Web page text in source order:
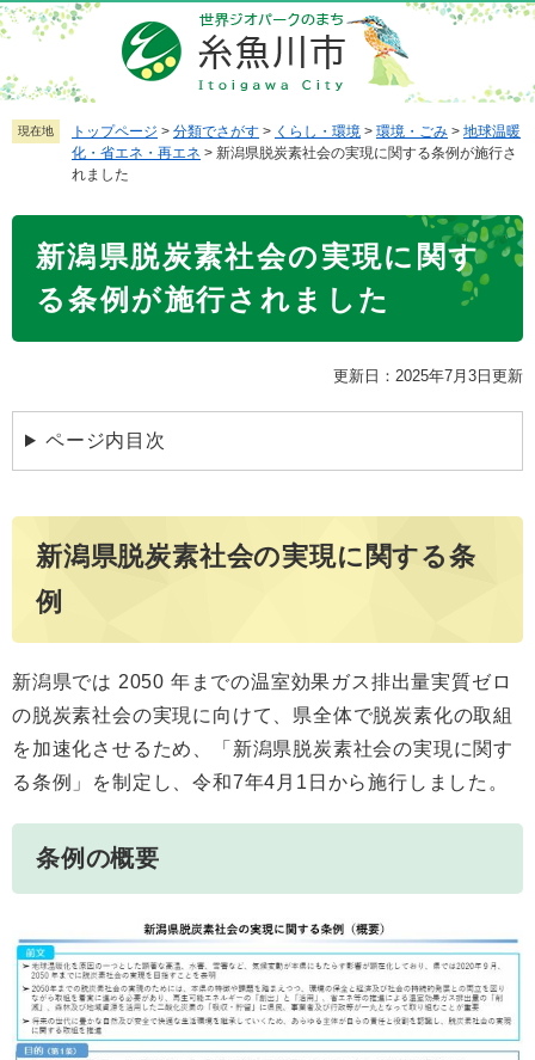
ペ
ー
ジ
の
先
す
メ
ニ
ュ
ー
を
し
現在地 トップページ > 分類でさがす > くらし・環境 > 環境・ごみ > 地球温暖
化・省エネ・再エネ > 新潟県脱炭素社会の実現に関する条例が施行さ
れました
新潟県脱炭素社会の実現に関す
る条例が施行されました
更新日：2025年7月3日更新
ページ内目次
新潟県脱炭素社会の実現に関する条
例
新潟県では 2050 年までの温室効果ガス排出量実質ゼロ
の脱炭素社会の実現に向けて、県全体で脱炭素化の取組
を加速化させるため、「新潟県脱炭素社会の実現に関す
る条例」を制定し、令和7年4月1日から施行しました。
条例の概要